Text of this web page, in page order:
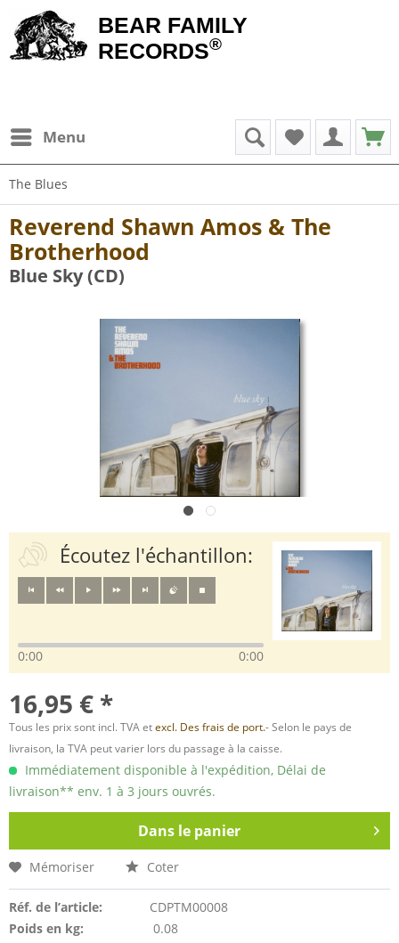
BEAR FAMILY
RECORDS®
Menu
The Blues
Reverend Shawn Amos & The
Brotherhood
Blue Sky (CD)
Écoutez l'échantillon:
0:00 0:00
16,95 € *
Tous les prix sont incl. TVA etexcl. Des frais de port.- Selon le pays de
livraison, la TVA peut varier lors du passage à la caisse.
Immédiatement disponible à l'expédition, Délai de
livraison** env. 1 à 3 jours ouvrés.
Dans le panier
Mémoriser Coter
Réf. de l’article:
CDPTM00008
Poids en kg:
0.08